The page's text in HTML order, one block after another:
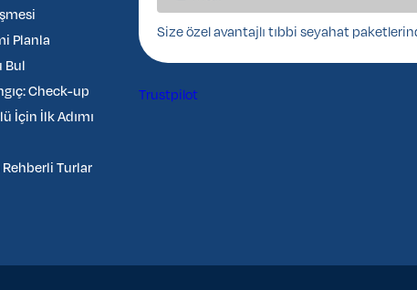
Planla
Bul
Check-up
İçin İlk Adımı
Turlar
Size özel avantajlı tıbbi seyahat
Trustpilot